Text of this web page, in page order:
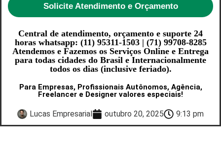
Solicite Atendimento e Orçamento
Central de atendimento, orçamento e suporte 24
horas whatsapp: (11) 95311-1503 | (71) 99708-8285
Atendemos e Fazemos os Serviços Online e Entrega
para todas cidades do Brasil e Internacionalmente
todos os dias (inclusive feriado).
Para Empresas, Profissionais Autônomos, Agência,
Freelancer e Designer valores especiais!
Lucas Empresarial outubro 20, 2025 9:13 pm